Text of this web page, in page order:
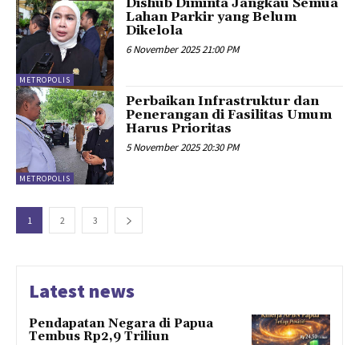
METROPOLIS
Lahan Parkir yang Belum
Dikelola
6 November 2025 21:00 PM
METROPOLIS
Perbaikan Infrastruktur dan
Penerangan di Fasilitas Umum
Harus Prioritas
5 November 2025 20:30 PM
1 2 3
Latest news
Pendapatan Negara di Papua
Tembus Rp2,9 Triliun